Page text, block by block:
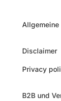
Allgemeine
Disclaimer
Privacy
B2B und